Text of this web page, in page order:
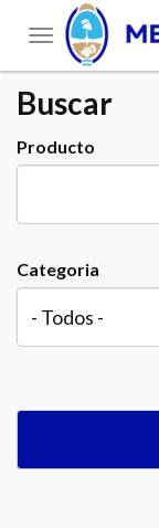
Toggle
navigation
Buscar
Producto
Categoria